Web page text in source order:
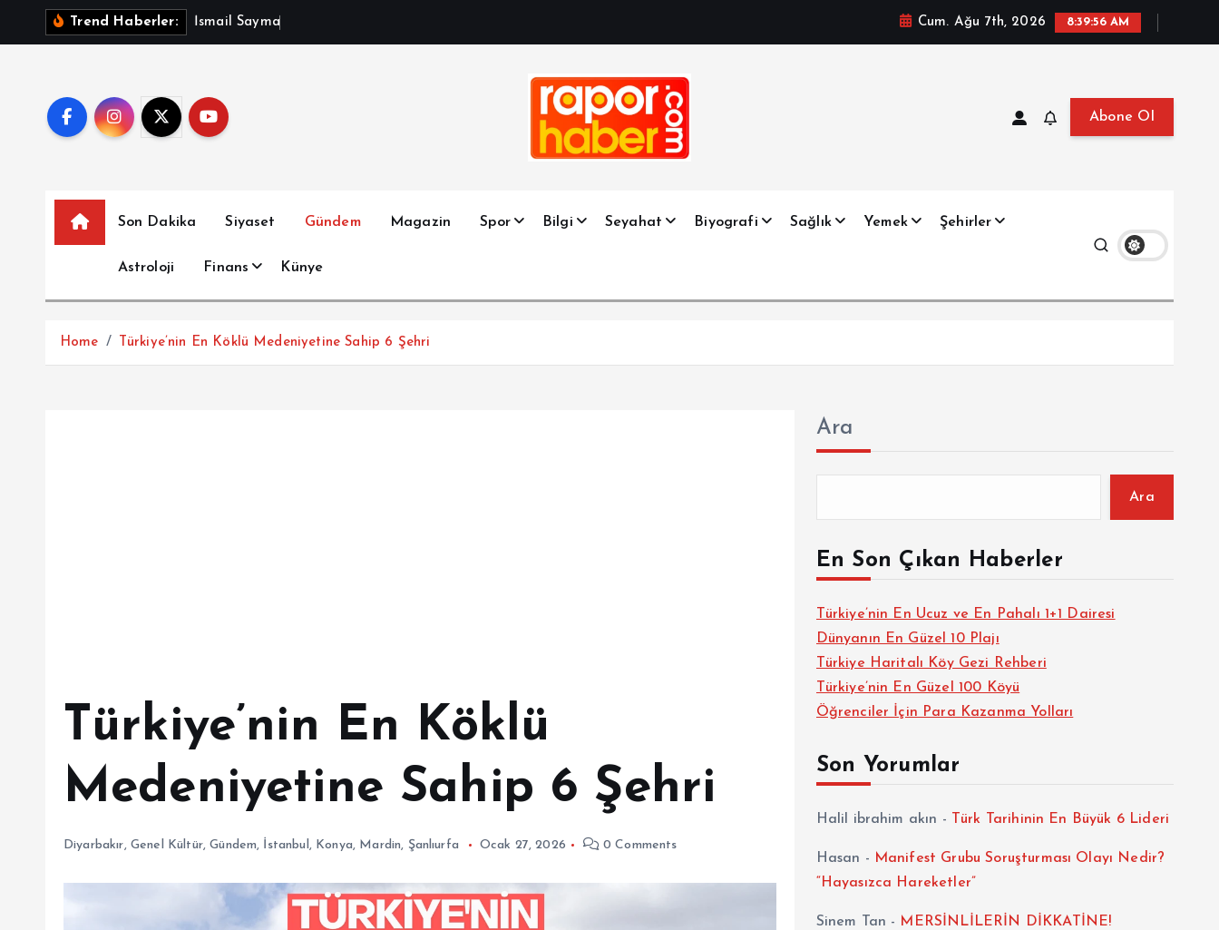
Trend Haberler: sma i Say ma Cum. Ağu 7th, 2026 8:39:57 AM
Abone Ol
Son Dakika Siyaset Gündem Magazin Spor Bilgi Seyahat Biyografi Sağlık Yemek Şehirler
Astroloji Finans Künye
Home Türkiye’nin En Köklü Medeniyetine Sahip 6 Şehri
Türkiye’nin En Köklü
Medeniyetine Sahip 6 Şehri
Diyarbakır, Genel Kültür,Gündem, İstanbul, Konya, Mardin, Şanlıurfa Ocak 27, 2026 0 Comments
Ara
Ara
En Son Çıkan Haberler
Türkiye’nin En Ucuz ve En Pahalı 1+1 Dairesi
Dünyanın En Güzel 10 Plajı
Türkiye Haritalı Köy Gezi Rehberi
Türkiye’nin En Güzel 100 Köyü
Öğrenciler İçin Para Kazanma Yolları
Son Yorumlar
Halil ibrahim akın - Türk Tarihinin En Büyük 6 Lideri
Hasan - Manifest Grubu Soruşturması Olayı Nedir?
“Hayasızca Hareketler”
Sinem Tan - MERSİNLİLERİN DİKKATİNE!